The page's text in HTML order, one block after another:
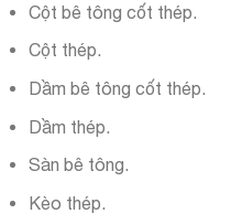
Cột bê tông cốt thép.
Cột thép.
Dầm bê tông cốt thép.
Dầm thép.
Sàn bê tông.
Kèo thép.